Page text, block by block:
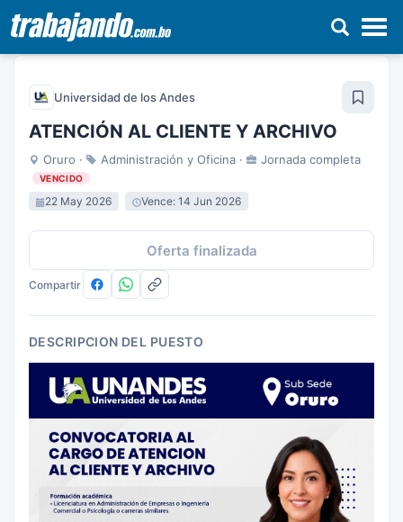
Pasar
contenidoUniversidad de los Andes
ATENCIÓN AL CLIENTE Y ARCHIVO
Oruro · Administración y Oficina · Jornada completa
VENCIDO
22 May 2026 Vence: 14 Jun 2026
Oferta finalizada
Compartir
DESCRIPCION DEL PUESTO